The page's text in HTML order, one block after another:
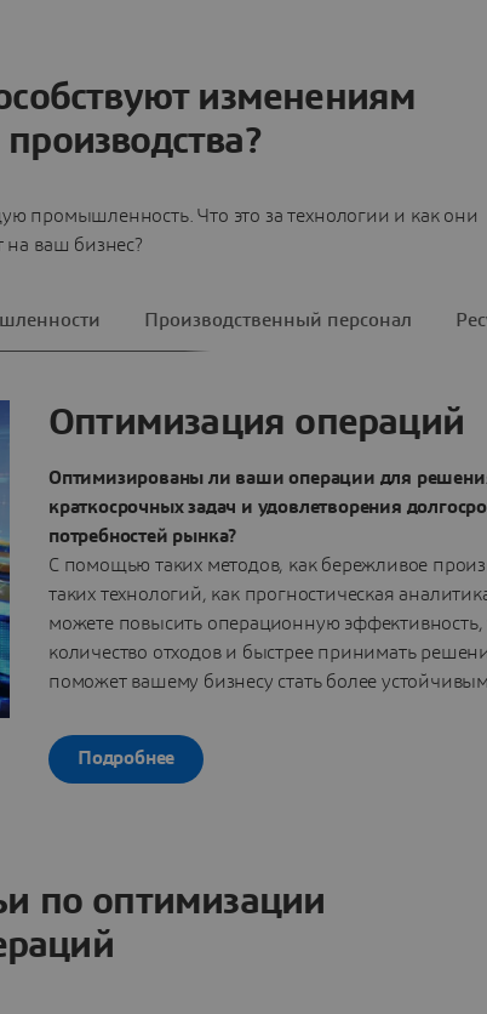
изменениям
промышленность. Что это за технологии и как они
на ваш бизнес?
Производственный персонал
Оптимизация операций
Оптимизированы ли ваши операции для
краткосрочных задач и удовлетворения
потребностей рынка?
С помощью таких методов, как бережливое
таких технологий, как прогностическая
можете повысить операционную
количество отходов и быстрее принимать
поможет вашему бизнесу стать более
Подробнее
по оптимизации